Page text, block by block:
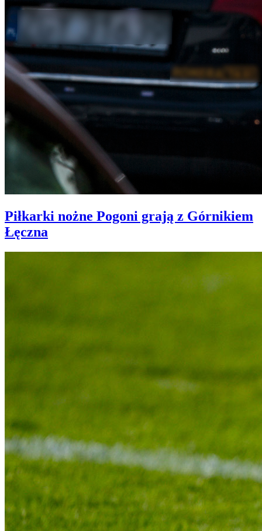
Piłkarki nożne Pogoni grają z Górnikiem
Łęczna